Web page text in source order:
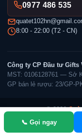
📞 Gọi ngay
0977 486 535
8:00 - 22:00 (T2 - CN)
Công ty CP Đầu tư Gifts
MST: 0106128761 — Sở
GP bán lẻ rượu: 23/GP-
© 2026Quà